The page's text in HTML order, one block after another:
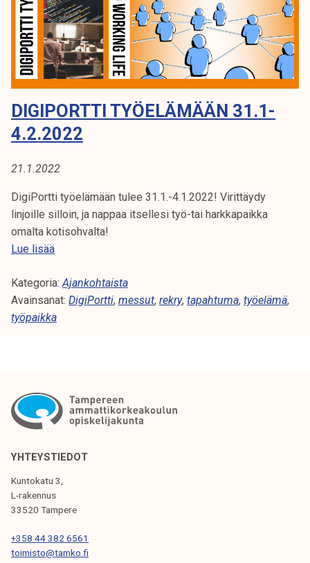
t
a
2
4
.
2
.
v
ä
t
a
p
a
h
t
u
m
1
4
.
2
2
0
2
DIGIPORTTI TYÖELÄMÄÄN 31.1-
4.2.2022
21.1.2022
DigiPortti työelämään tulee 31.1.-4.1.2022! Virittäydy
linjoille silloin, ja nappaa itsellesi työ-tai harkkapaikka
omalta kotisohvalta!
Lue lisääD
g
i
P
i
t
ö
l
ä
ä
ä
Kategoria:Ajankohtaista
Avainsanat: DigiPortti, messut, rekry, tapahtuma, työelämä,
työpaikka
YHTEYSTIEDOT
Kuntokatu 3,
L-rakennus
33520 Tampere
+358 44 382 6561
toimisto@tamko.fi